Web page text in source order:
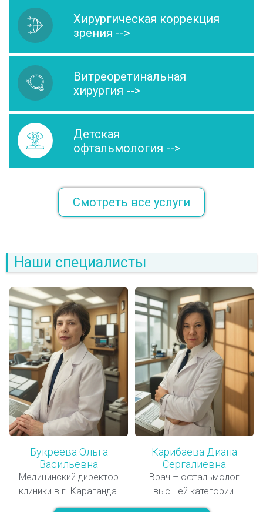
Хирургическая коррекция
зрения -->
Витреоретинальная
хирургия -->
Детская
офтальмология -->
Смотреть все услуги
Наши специалисты
Букреева Ольга
Васильевна
Медицинский директор
клиники в г. Караганда.
Карибаева Диана
Сергалиевна
Врач – офтальмолог
высшей категории.